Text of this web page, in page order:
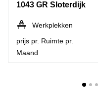
Hengelo
Hilversum
Hoofddorp
Deventer
Reeuwijk
Business
Arnhem
1043 GR Sloterdijk
Werkplekken
prijs pr. Ruimte pr.
Maand